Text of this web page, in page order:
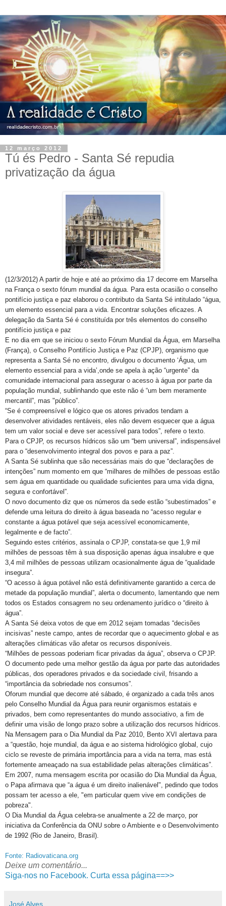
12 março 2012
Tú és Pedro - Santa Sé repudia
privatização da água
(12/3/2012) A partir de hoje e até ao próximo dia 17 decorre em Marselha
na França o sexto fórum mundial da água. Para esta ocasião o conselho
pontifício justiça e paz elaborou o contributo da Santa Sé intitulado “água,
um elemento essencial para a vida. Encontrar soluções eficazes. A
delegação da Santa Sé é constituída por três elementos do conselho
pontifício justiça e paz
E no dia em que se iniciou o sexto Fórum Mundial da Água, em Marselha
(França), o Conselho Pontifício Justiça e Paz (CPJP), organismo que
representa a Santa Sé no encontro, divulgou o documento ‘Água, um
elemento essencial para a vida’,onde se apela à ação “urgente” da
comunidade internacional para assegurar o acesso à água por parte da
população mundial, sublinhando que este não é “um bem meramente
mercantil”, mas "público”.
“Se é compreensível e lógico que os atores privados tendam a
desenvolver atividades rentáveis, eles não devem esquecer que a água
tem um valor social e deve ser acessível para todos”, refere o texto.
Para o CPJP, os recursos hídricos são um “bem universal”, indispensável
para o “desenvolvimento integral dos povos e para a paz”.
A Santa Sé sublinha que são necessárias mais do que “declarações de
intenções” num momento em que “milhares de milhões de pessoas estão
sem água em quantidade ou qualidade suficientes para uma vida digna,
segura e confortável”.
O novo documento diz que os números da sede estão “subestimados” e
defende uma leitura do direito à água baseada no “acesso regular e
constante a água potável que seja acessível economicamente,
legalmente e de facto”.
Seguindo estes critérios, assinala o CPJP, constata-se que 1,9 mil
milhões de pessoas têm à sua disposição apenas água insalubre e que
3,4 mil milhões de pessoas utilizam ocasionalmente água de “qualidade
insegura”.
“O acesso à água potável não está definitivamente garantido a cerca de
metade da população mundial”, alerta o documento, lamentando que nem
todos os Estados consagrem no seu ordenamento jurídico o “direito à
água”.
A Santa Sé deixa votos de que em 2012 sejam tomadas “decisões
incisivas” neste campo, antes de recordar que o aquecimento global e as
alterações climáticas vão afetar os recursos disponíveis.
“Milhões de pessoas poderiam ficar privadas da água”, observa o CPJP.
O documento pede uma melhor gestão da água por parte das autoridades
públicas, dos operadores privados e da sociedade civil, frisando a
“importância da sobriedade nos consumos”.
Oforum mundial que decorre até sábado, é organizado a cada três anos
pelo Conselho Mundial da Água para reunir organismos estatais e
privados, bem como representantes do mundo associativo, a fim de
definir uma visão de longo prazo sobre a utilização dos recursos hídricos.
Na Mensagem para o Dia Mundial da Paz 2010, Bento XVI alertava para
a “questão, hoje mundial, da água e ao sistema hidrológico global, cujo
ciclo se reveste de primária importância para a vida na terra, mas está
fortemente ameaçado na sua estabilidade pelas alterações climáticas”.
Em 2007, numa mensagem escrita por ocasião do Dia Mundial da Água,
o Papa afirmava que “a água é um direito inalienável", pedindo que todos
possam ter acesso a ele, "em particular quem vive em condições de
pobreza".
O Dia Mundial da Água celebra-se anualmente a 22 de março, por
iniciativa da Conferência da ONU sobre o Ambiente e o Desenvolvimento
de 1992 (Rio de Janeiro, Brasil).
Fonte: Radiovaticana.org
Deixe um comentário...
Siga-nos no Facebook. Curta essa página==>>
José Alves